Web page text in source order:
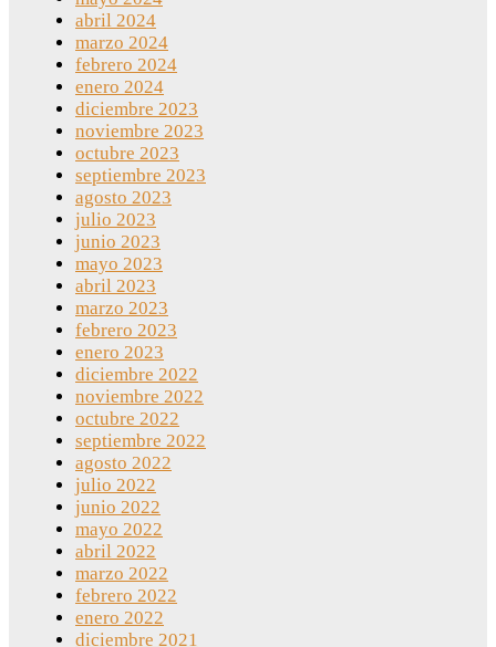
abril 2024
marzo 2024
febrero 2024
enero 2024
diciembre 2023
noviembre 2023
octubre 2023
septiembre 2023
agosto 2023
julio 2023
junio 2023
mayo 2023
abril 2023
marzo 2023
febrero 2023
enero 2023
diciembre 2022
noviembre 2022
octubre 2022
septiembre 2022
agosto 2022
julio 2022
junio 2022
mayo 2022
abril 2022
marzo 2022
febrero 2022
enero 2022
diciembre 2021